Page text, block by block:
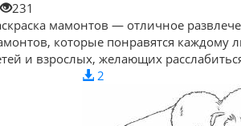
231
мамонтов — отличное
которые понравятся каждому
и взрослых, желающих
2